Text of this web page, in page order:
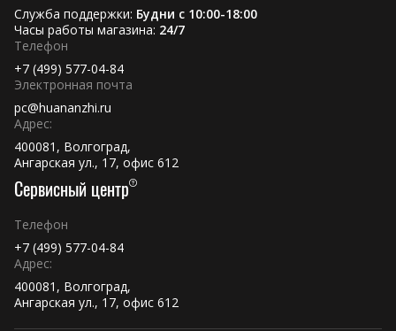
Служба поддержки: Будни с 10:00-18:00
Часы работы магазина: 24/7
Телефон
+7 (499) 577-04-84
Электронная почта
pc@huananzhi.ru
Адрес:
400081, Волгоград,
Ангарская ул., 17, офис 612
Сервисный центр
Телефон
+7 (499) 577-04-84
Адрес:
400081, Волгоград,
Ангарская ул., 17, офис 612